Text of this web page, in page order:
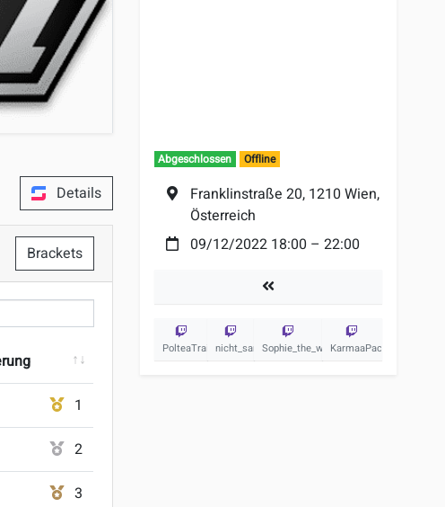
Details
Brackets
1
2
3
Abgeschlossen Offline
Ort:
Franklinstraße 20, 1210 Wien,
Österreich
Datum:
09/12/2022 18:00 – 22:00
Turniere
PolteaTrainernicht_sansiSophie_the_warriorKarmaaPacMan